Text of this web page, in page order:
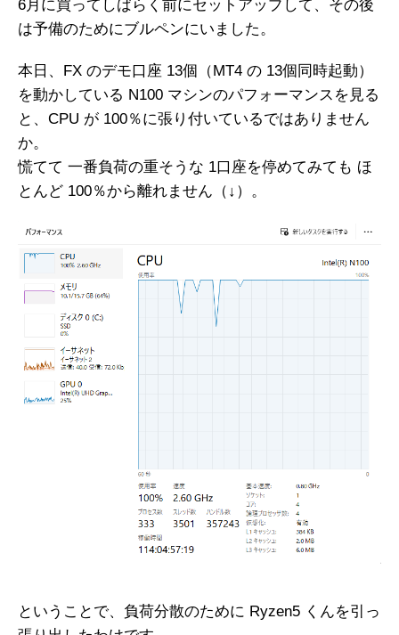
6月に買ってしばらく前にセットアップして、その後
は予備のためにブルペンにいました。
本日、FX のデモ口座 13個（MT4 の 13個同時起動）
を動かしている N100 マシンのパフォーマンスを見る
と、CPU が 100％に張り付いているではありません
か。
慌てて 一番負荷の重そうな 1口座を停めてみても ほ
とんど 100％から離れません（↓）。
ということで、負荷分散のために Ryzen5 くんを引っ